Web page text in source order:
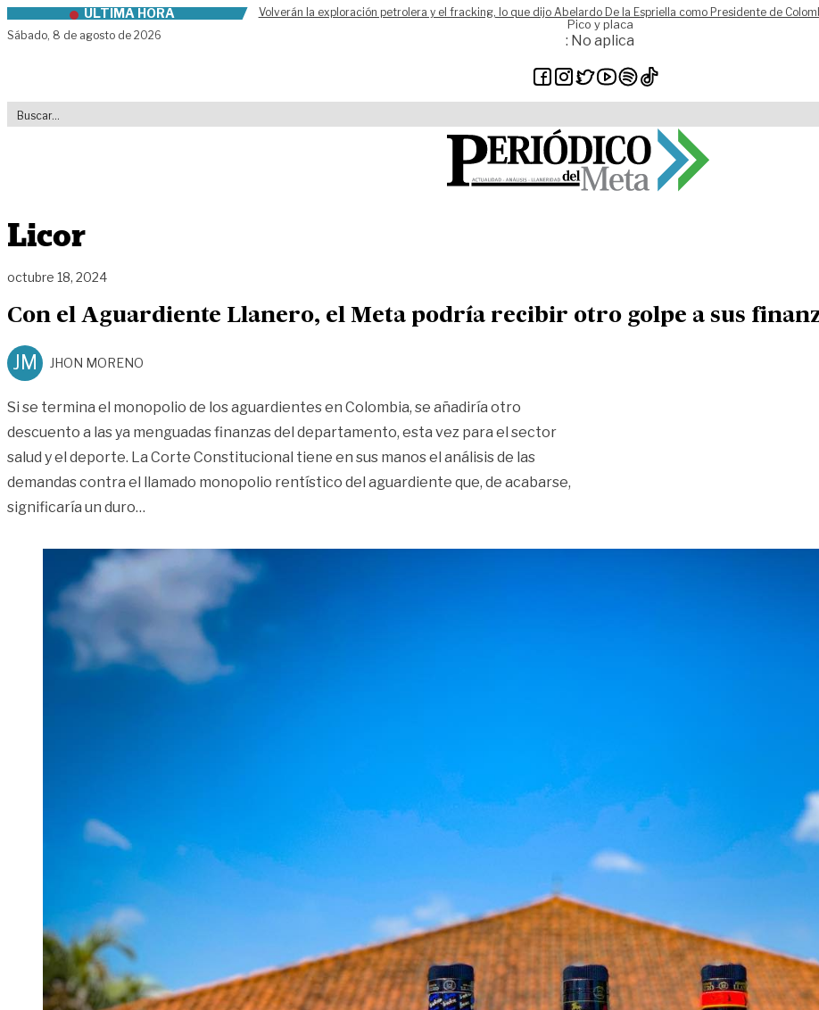
Skip to contentÚLTIMA HORA
Volverán la exploración petrolera y el fracking, lo que dijo Abelardo De la Espriella como Presidente de
Sábado, 8 de agosto de 2026
Pico y placa
: No aplica
Licor
octubre 18, 2024
Con el Aguardiente Llanero, el Meta podría recibir otro golpe a sus
JM JHON MORENO
Si se termina el monopolio de los aguardientes en Colombia, se añadiría otro
descuento a las ya menguadas finanzas del departamento, esta vez para el sector
salud y el deporte. La Corte Constitucional tiene en sus manos el análisis de las
demandas contra el llamado monopolio rentístico del aguardiente que, de acabarse,
significaría un duro…